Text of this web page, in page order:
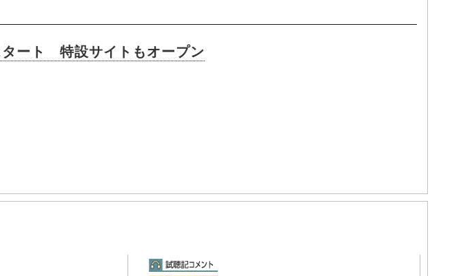
タート 特設サイトもオープン